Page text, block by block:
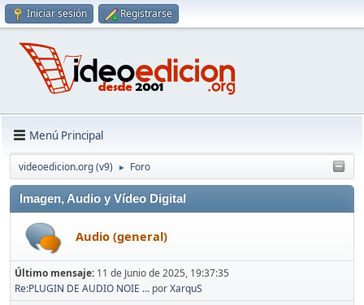
Iniciar sesión Registrarse
Menú Principal
videoedicion.org (v9) ► Foro
Imagen, Audio y Vídeo Digital
Audio (general)
Último mensaje: 11 de Junio de 2025, 19:37:35
Re:PLUGIN DE AUDIO NOIE ... porXarquS